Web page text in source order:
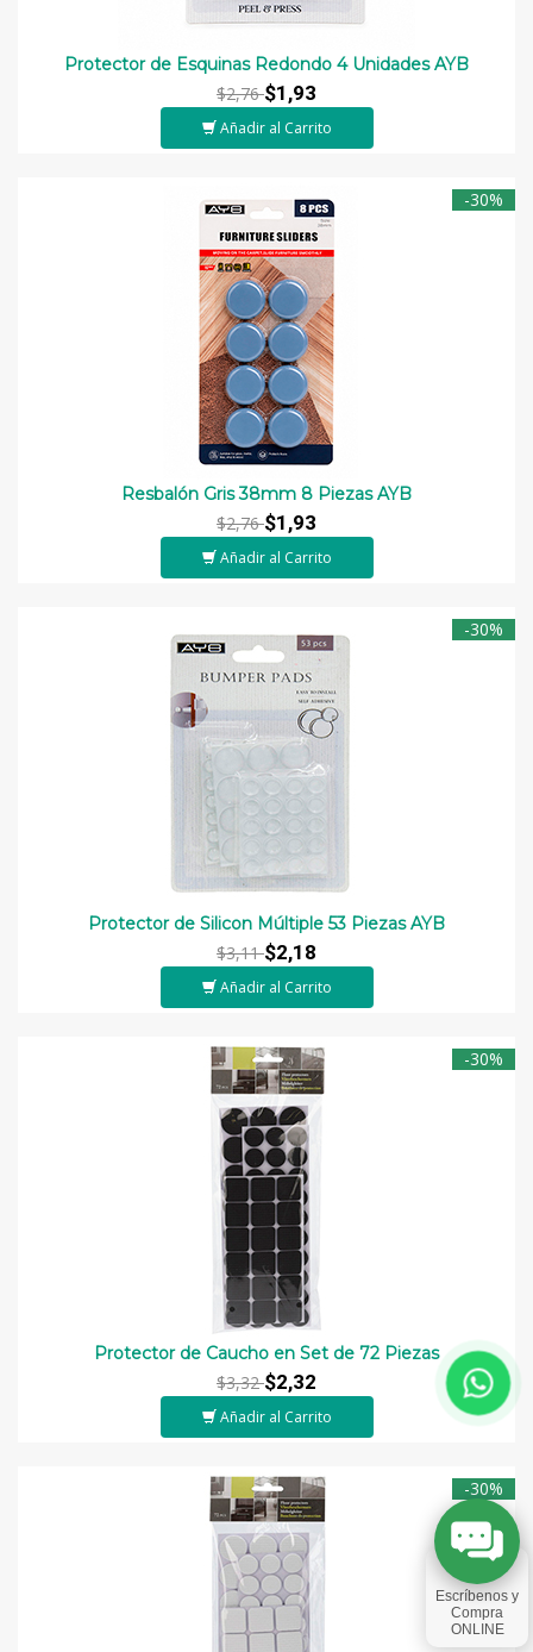
Protector de Esquinas Redondo 4 Unidades AYB
$2,76$1,93
Añadir al Carrito
-30%
Resbalón Gris 38mm 8 Piezas AYB
$2,76$1,93
Añadir al Carrito
-30%
Protector de Silicon Múltiple 53 Piezas AYB
$3,11$2,18
Añadir al Carrito
-30%
Protector de Caucho en Set de 72 Piezas
$3,32$2,32
Añadir al Carrito
-30%